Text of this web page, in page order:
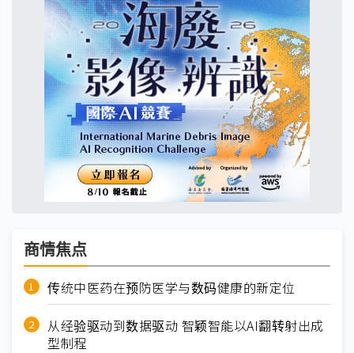
商情焦点
传统中医药在预防医学与数码健康的新定位
从经验驱动到数据驱动 智颖智能以AI翻转射出成
型制程